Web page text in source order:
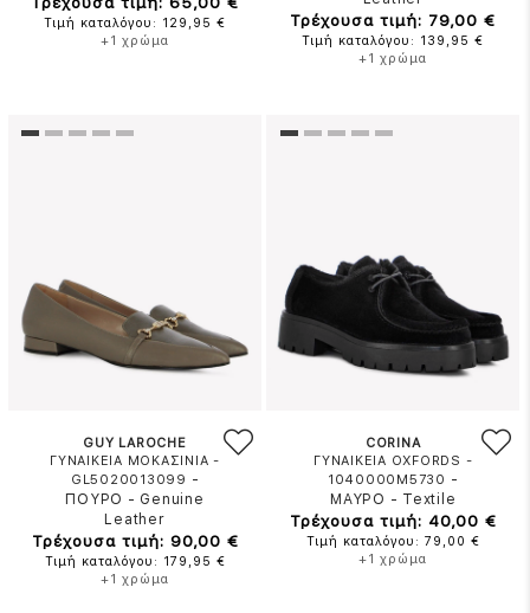
Τιμή καταλόγου: 129,95 €
+1 χρώμα
Τρέχουσα τιμή: 79,00 €
Τιμή καταλόγου: 139,95 €
+1 χρώμα
GUY LAROCHE
ΓΥΝΑΙΚΕΙΑ ΜΟΚΑΣΙΝΙΑ -
GL5020013099 -
ΠΟΥΡΟ - Genuine
Leather
Τρέχουσα τιμή: 90,00 €
Τιμή καταλόγου: 179,95 €
+1 χρώμα
CORINA
ΓΥΝΑΙΚΕΙΑ OXFORDS -
1040000M5730 -
ΜΑΥΡΟ - Textile
Τρέχουσα τιμή: 40,00 €
Τιμή καταλόγου: 79,00 €
+1 χρώμα